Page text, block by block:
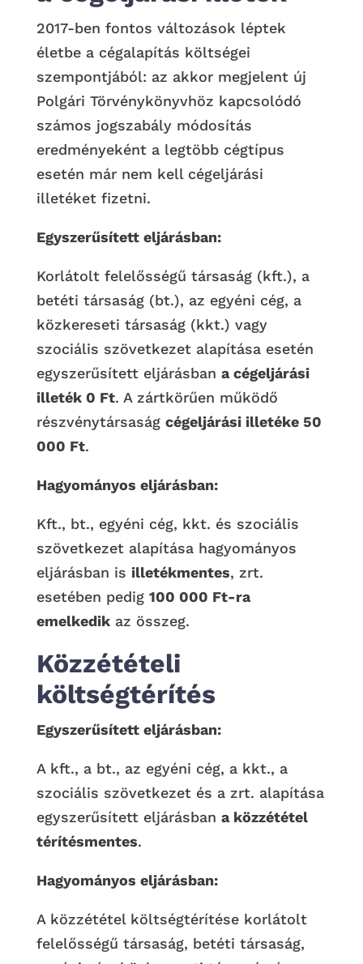
2017-ben fontos változások léptek
életbe a cégalapítás költségei
szempontjából: az akkor megjelent új
Polgári Törvénykönyvhöz kapcsolódó
számos jogszabály módosítás
eredményeként a legtöbb cégtípus
esetén már nem kell cégeljárási
illetéket fizetni.
Egyszerűsített eljárásban:
Korlátolt felelősségű társaság (kft.), a
betéti társaság (bt.), az egyéni cég, a
közkereseti társaság (kkt.) vagy
szociális szövetkezet alapítása esetén
egyszerűsített eljárásban a cégeljárási
illeték 0 Ft. A zártkörűen működő
részvénytársaság cégeljárási illetéke 50
000 Ft.
Hagyományos eljárásban:
Kft., bt., egyéni cég, kkt. és szociális
szövetkezet alapítása hagyományos
eljárásban is illetékmentes, zrt.
esetében pedig 100 000 Ft-ra
emelkedikaz összeg.
Közzétételi
költségtérítés
Egyszerűsített eljárásban:
A kft., a bt., az egyéni cég, a kkt., a
szociális szövetkezet és a zrt. alapítása
egyszerűsített eljárásban a közzététel
térítésmentes.
Hagyományos eljárásban:
A közzététel költségtérítése korlátolt
felelősségű társaság, betéti társaság,